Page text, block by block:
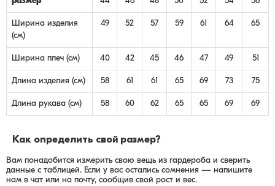
Ширина изделия
(см)
49 52 57 59 61 64 65
Ширина плеч (см) 40 42 45 46 47 49 51
Длина изделия (см) 58 61 61 65 69 73 75
Длина рукава (см) 58 60 62 65 65 69 69
Как определить свой размер?
Вам понадобится измерить свою вещь из гардероба и сверить
данные с таблицей. Если у вас остались сомнения — напишите
нам в чат или на почту, сообщив свой рост и вес.